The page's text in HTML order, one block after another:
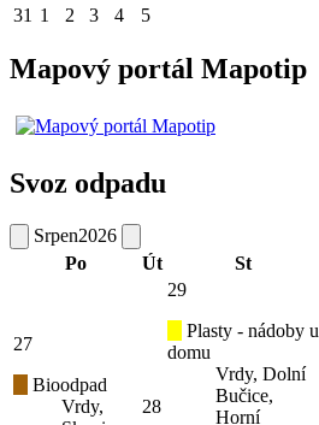
31 1 2 3 4 5
Mapový portál Mapotip
Svoz odpadu
Srpen2026
Po
Út St
27
Bioodpad
Vrdy,
28
29
Plasty - nádoby u
domu
Vrdy, Dolní
Bučice,
Horní